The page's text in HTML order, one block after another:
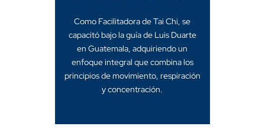
Como Facilitadora de Tai Chi, se
capacitó bajo la guía de Luis Duarte
en Guatemala, adquiriendo un
enfoque integral que combina los
principios de movimiento, respiración
y concentración.